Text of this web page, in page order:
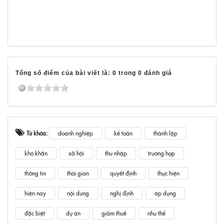
Tổng số điểm của bài viết là: 0 trong 0 đánh giá
Từ khóa: doanh nghiệp kế toán thành lập
khó khăn xã hội thu nhập trường hợp
thông tin thời gian quyết định thực hiện
hiện nay nội dung nghị định áp dụng
đặc biệt dự án giảm thuế như thế